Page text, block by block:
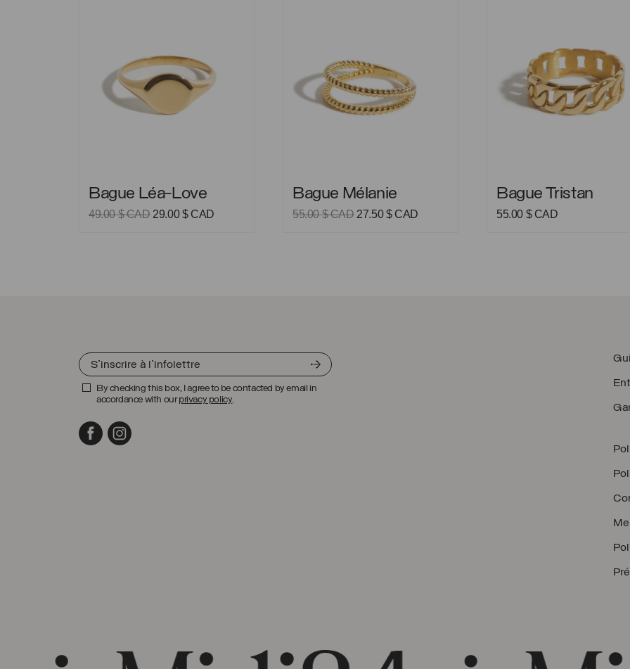
Bague Léa-Love
49.00$ CAD Le
29.00$ CADLe
Bague Mélanie
55.00$ CAD Le
27.50$ CADLe
Bague Tristan
55.00 $ CAD
By checking this box, I agree to be contacted by email in
accordance with ourprivacy policy.
Facebook